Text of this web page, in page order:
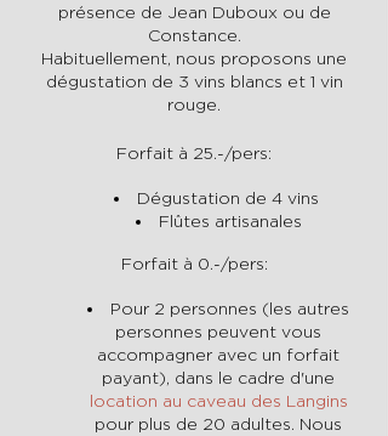
présence de Jean Duboux ou de
Constance.
Habituellement, nous proposons une
dégustation de 3 vins blancs et 1 vin
rouge.
Forfait à 25.-/pers:
Dégustation de 4 vins
Flûtes artisanales
Forfait à 0.-/pers:
Pour 2 personnes (les autres
personnes peuvent vous
accompagner avec un forfait
payant), dans le cadre d'une
location au caveau des Langins
pour plus de 20 adultes. Nous